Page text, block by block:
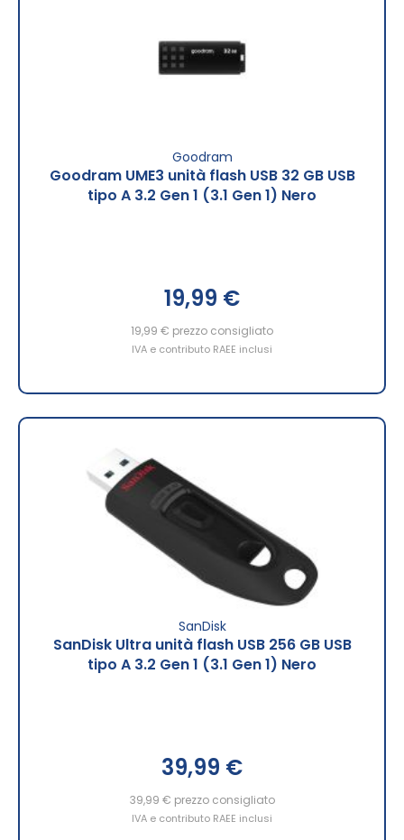
Goodram
Goodram UME3 unità flash USB 32 GB USB
tipo A 3.2 Gen 1 (3.1 Gen 1) Nero
19,99 €
19,99 € prezzo consigliato
IVA e contributo RAEE inclusi
SanDisk
SanDisk Ultra unità flash USB 256 GB USB
tipo A 3.2 Gen 1 (3.1 Gen 1) Nero
39,99 €
39,99 € prezzo consigliato
IVA e contributo RAEE inclusi